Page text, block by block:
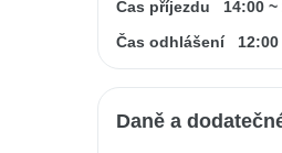
Čas příjezdu 14:00 ~
Čas odhlášení
12:00
Daně a